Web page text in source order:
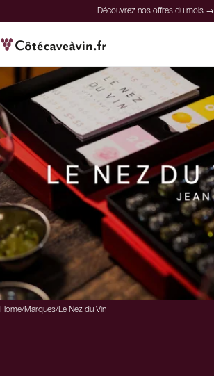
Découvrez nos offres du mois →
Home/Marques/ Le Nez du Vin